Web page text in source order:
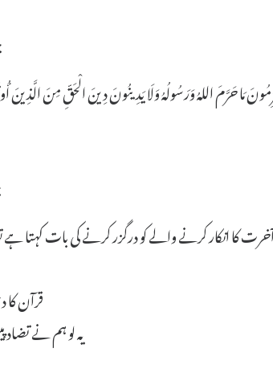
کا انکار کرنے والے کو درگزر کرنے کی بات
قرآن
یہ لو ہم نے تضاد